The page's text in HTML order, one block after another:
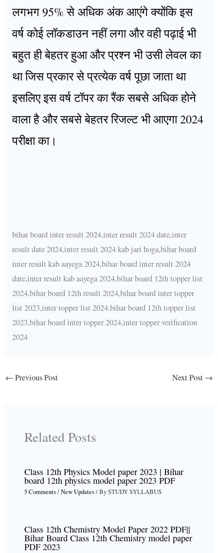
लगभग 95% से अधिक अंक आएंगे क्योंकि इस
वर्ष कोई लॉकडाउन नहीं लगा और वही पढ़ाई भी
बहुत ही बेहतर हुआ और प्रश्न भी उसी लेवल का
था जिस प्रकार से प्रत्येक वर्ष पूछा जाता था
इसलिए इस वर्ष टॉपर का रैंक सबसे अधिक होने
वाला है और सबसे बेहतर रिजल्ट भी आएगा 2024
परीक्षा का।
bihar board inter result 2024,inter result 2024 date,inter
result date 2024,inter result 2024 kab jari hoga,bihar board
inter result kab aayega 2024,bihar board inter result 2024
date,inter result kab aayega 2024,bihar board 12th topper list
2024,bihar board 12th result 2024,bihar board inter topper
list 2023,inter topper list 2024,bihar board 12th topper list
2023,bihar board inter topper 2024,inter topper verification
2024
← Previous Post Next Post →
Related Posts
Class 12th Physics Model paper 2023 | Bihar
board 12th physics model paper 2023 PDF
5 Comments/New Updates/ BySTUDY SYLLABUS
Class 12th Chemistry Model Paper 2022 PDF||
Bihar Board Class 12th Chemistry model paper
PDF 2023